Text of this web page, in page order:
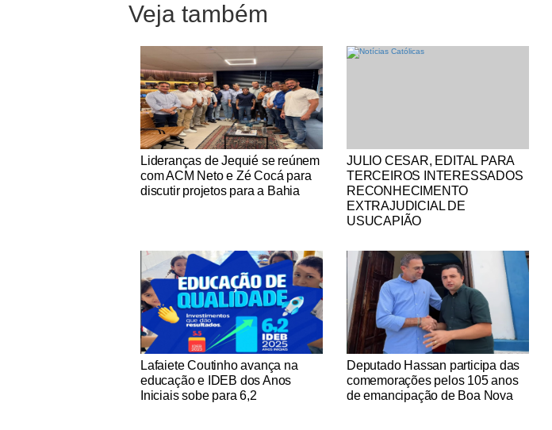
Veja também
Notícias Católicas
Lideranças de Jequié se reúnem
com ACM Neto e Zé Cocá para
discutir projetos para a Bahia
Notícias Católicas
JULIO CESAR, EDITAL PARA
TERCEIROS INTERESSADOS
RECONHECIMENTO
EXTRAJUDICIAL DE
USUCAPIÃO
Notícias Católicas
Lafaiete Coutinho avança na
educação e IDEB dos Anos
Iniciais sobe para 6,2
Notícias Católicas
Deputado Hassan participa das
comemorações pelos 105 anos
de emancipação de Boa Nova